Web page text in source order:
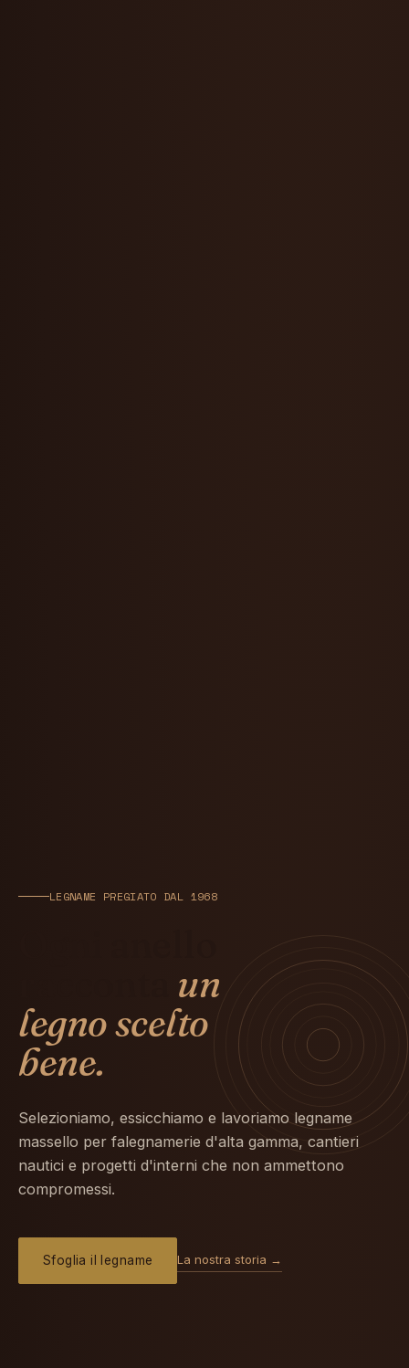
LEGNAME PREGIATO DAL 1968
un
legno scelto
bene.
Selezioniamo, essicchiamo e lavoriamo legname
massello per falegnamerie d'alta gamma, cantieri
nautici e progetti d'interni che non ammettono
compromessi.
Sfoglia il legname La nostra storia →